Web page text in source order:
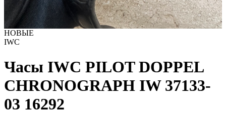
НОВЫЕ
IWC
Часы IWC PILOT DOPPEL
CHRONOGRAPH IW 37133-
03 16292